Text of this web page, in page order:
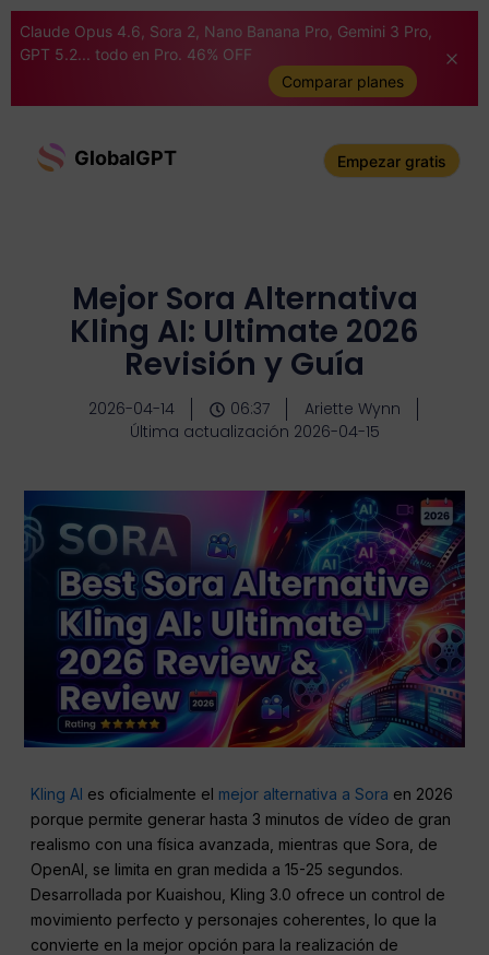
Claude Opus 4.6, Sora 2, Nano Banana Pro, Gemini 3 Pro,
GPT 5.2... todo en Pro. 46% OFF
Comparar planes
GlobalGPT Empezar gratis
Mejor Sora Alternativa
Kling AI: Ultimate 2026
Revisión y Guía
2026-04-14 06:37
Ariette Wynn
Última actualización 2026-04-15
Kling AI es oficialmente el mejor alternativa a Sora en 2026
porque permite generar hasta 3 minutos de vídeo de gran
realismo con una física avanzada, mientras que Sora, de
OpenAI, se limita en gran medida a 15-25 segundos.
Desarrollada por Kuaishou, Kling 3.0 ofrece un control de
movimiento perfecto y personajes coherentes, lo que la
convierte en la mejor opción para la realización de